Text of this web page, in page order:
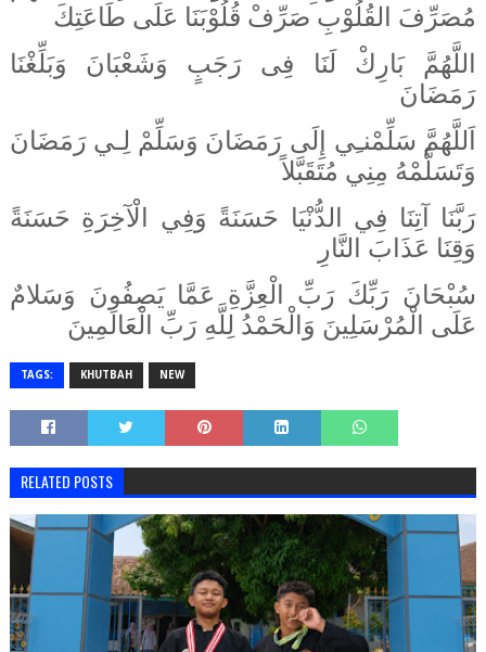
مُصَرِّفَ القُلُوْبِ صَرِّفْ قُلُوْبَنَا عَلَى طَاعَتِكَ
اللَّهُمَّ بَارِكْ لَنَا فِى رَجَبٍ وَشَعْبَانَ وَبَلِّغْنَا
رَمَضَانَ
اَللَّهُمَّ سَلِّمْنـِي إِلَى رَمَضَانَ وَسَلِّمْ لِـي رَمَضَانَ
وَتَسَلَّمْهُ مِنِي مُتَقَبَّلاً
رَبَّنَا آتِنَا فِي الدُّنْيَا حَسَنَةً وَفِي الْآخِرَةِ حَسَنَةً
وَقِنَا عَذَابَ النَّارِ
سُبْحَانَ رَبِّكَ رَبِّ الْعِزَّةِ عَمَّا يَصِفُونَ وَسَلامٌ
عَلَى الْمُرْسَلِينَ وَالْحَمْدُ لِلَّهِ رَبِّ الْعَالَمِينَ
TAGS: KHUTBAH NEW
RELATED POSTS